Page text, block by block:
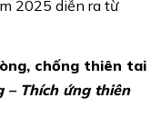
2025 diễn ra từ
chống thiên tai
– Thích ứng thiên